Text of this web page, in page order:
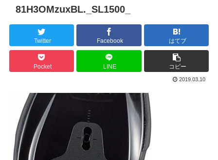
81H3OMzuxBL._SL1500_
Twitter Facebook はてブ
Pocket LINE コピー
2019.03.10